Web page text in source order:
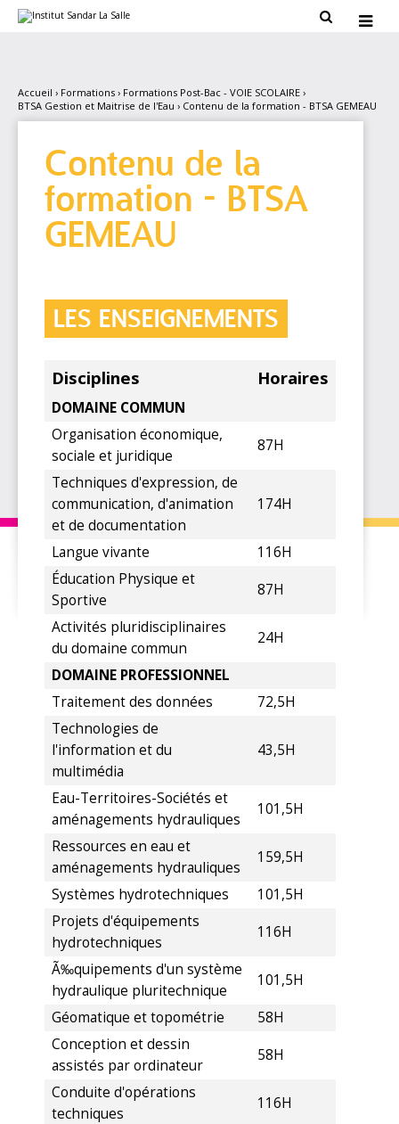
navigation
personnels
 
Accueil › Formations › Formations Post-Bac - VOIE SCOLAIRE ›
BTSA Gestion et Maitrise de l'Eau › Contenu de la formation - BTSA GEMEAU
Contenu de la
formation - BTSA
GEMEAU
LES ENSEIGNEMENTS
Disciplines Horaires
DOMAINE COMMUN
Organisation économique,
sociale et juridique
87H
Techniques d'expression, de
communication, d'animation
et de documentation
174H
Langue vivante
116H
Éducation Physique et
Sportive
87H
Activités pluridisciplinaires
du domaine commun
24H
DOMAINE PROFESSIONNEL
Traitement des données
72,5H
Technologies de
l'information et du
multimédia
43,5H
Eau-Territoires-Sociétés et
aménagements hydrauliques
101,5H
Ressources en eau et
aménagements hydrauliques
159,5H
Systèmes hydrotechniques
101,5H
Projets d'équipements
hydrotechniques
116H
Ã‰quipements d'un système
hydraulique pluritechnique
101,5H
Géomatique et topométrie
58H
Conception et dessin
assistés par ordinateur
58H
Conduite d'opérations
techniques
116H